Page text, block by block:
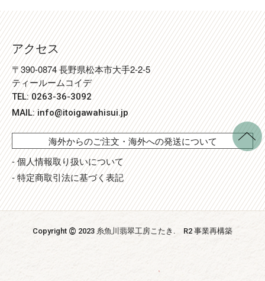
アクセス
〒390-0874 長野県松本市大手2-2-5
ティールームコイデ
TEL: 0263-36-3092
MAIL:info@itoigawahisui.jp
海外からのご注文・海外への発送について
- 個人情報取り扱いについて
- 特定商取引法に基づく表記
Copyright © 2023 糸魚川翡翠工房こたき . R2 事業再構築